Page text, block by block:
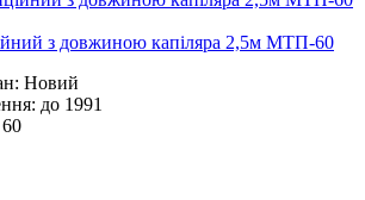
з довжиною капіляра 2,5м МТП-60
Новий
до 1991